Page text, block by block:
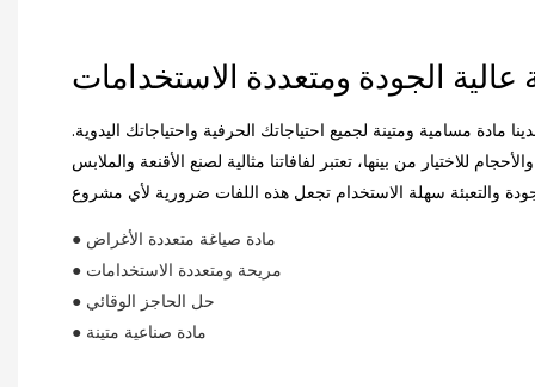
مادة مسامية ومتينة لجميع احتياجاتك الحرفية واحتياجاتك اليدوية.
للاختيار من بينها، تعتبر لفافاتنا مثالية لصنع الأقنعة والملابس
● مادة صياغة متعددة الأغراض
● مريحة ومتعددة الاستخدامات
● حل الحاجز الوقائي
● مادة صناعية متينة